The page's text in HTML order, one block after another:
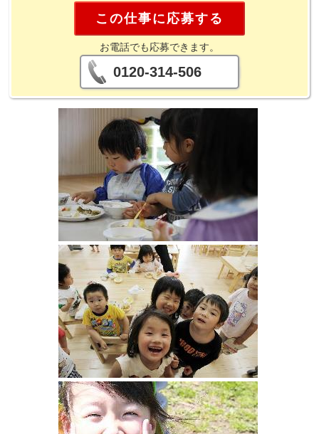
この仕事に応募する
お電話でも応募できます。
0120-314-506